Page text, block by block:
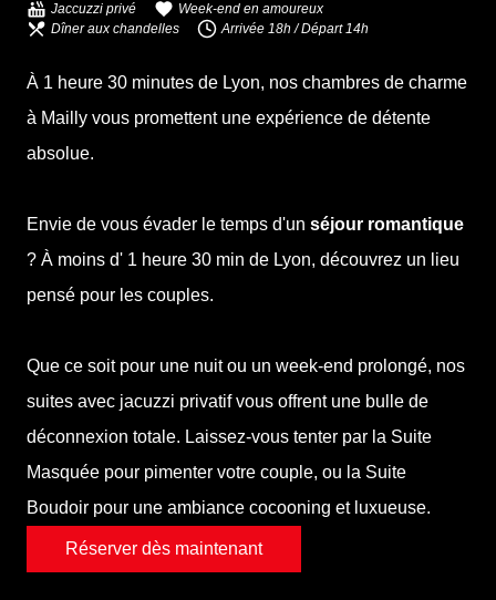
Jaccuzzi privé
Week-end en amoureux
Dîner aux chandelles
Arrivée 18h / Départ 14h
À 1 heure 30 minutes de Lyon, nos chambres de charme
à Mailly vous promettent une expérience de détente
absolue.
Envie de vous évader le temps d'un séjour romantique
? À moins d' 1 heure 30 min de Lyon, découvrez un lieu
pensé pour les couples.
Que ce soit pour une nuit ou un week-end prolongé, nos
suites avec jacuzzi privatif vous offrent une bulle de
déconnexion totale. Laissez-vous tenter par la Suite
Masquée pour pimenter votre couple, ou la Suite
Boudoir pour une ambiance cocooning et luxueuse.
Réserver dès maintenant